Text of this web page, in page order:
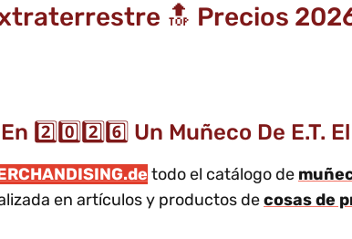
🔝 Precios
2️⃣0️⃣2️⃣6️⃣ Un Muñeco De E.T.
todo el catálogo de
en artículos y productos decosas de